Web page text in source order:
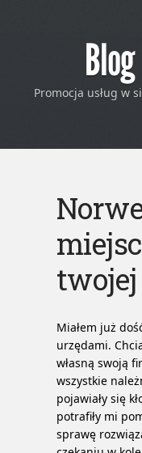
Promocja usług w
Miałem już
urzędami.
własną swoją
wszystkie
pojawiały się
potrafiły mi
sprawę